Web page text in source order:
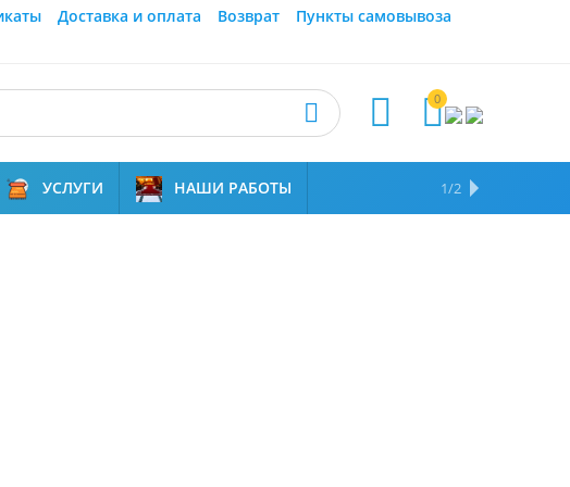
Доставка и оплата Возврат
Пункты самовывоза
0



УСЛУГИ НАШИ РАБОТЫ НАМ ДОВЕРЯЮТ
1/2